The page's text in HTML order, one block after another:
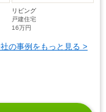
リビング
戸建住宅
16万円
の事例をもっと見る >